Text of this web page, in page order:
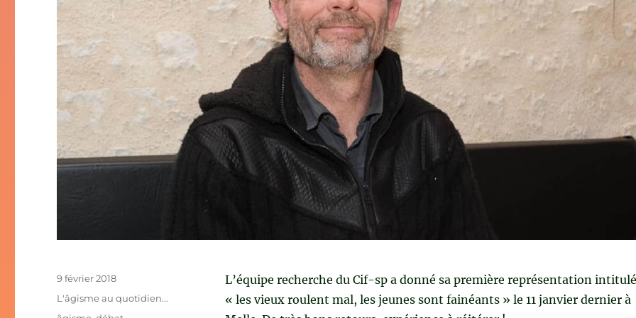
L’équipe recherche du Cif-sp a donné sa première représentation intitulé
« les vieux roulent mal, les jeunes sont fainéants » le 11 janvier dernier à
Publié
9 février 2018
Catégories
L'âgisme au quotidien...